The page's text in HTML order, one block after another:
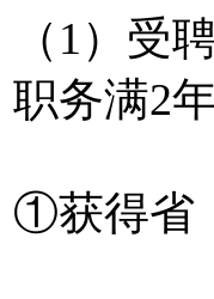
（1）受
职务满2
①获得省